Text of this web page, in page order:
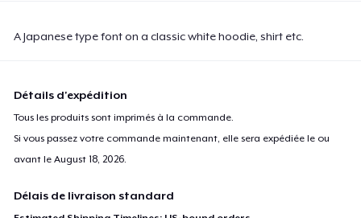
A Japanese type font on a classic white hoodie, shirt etc.
Détails d'expédition
Tous les produits sont imprimés à la commande.
Si vous passez votre commande maintenant, elle sera expédiée le ou
avant leAugust 18, 2026.
Délais de livraison standard